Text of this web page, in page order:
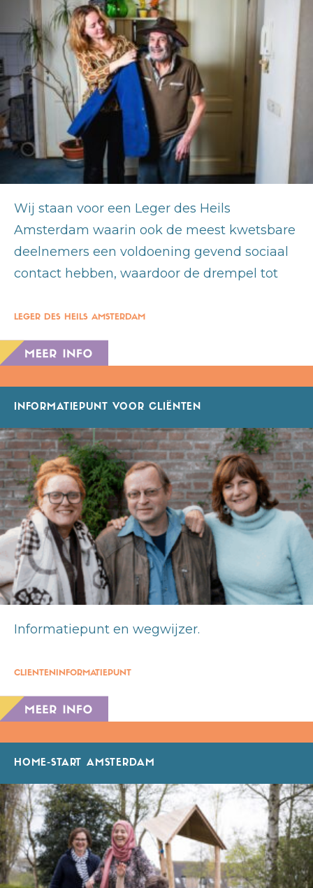
Wij staan voor een Leger des Heils
Amsterdam waarin ook de meest kwetsbare
deelnemers een voldoening gevend sociaal
contact hebben, waardoor de drempel tot
LEGER DES HEILS AMSTERDAM
INFORMATIEPUNT VOOR CLIËNTEN
Informatiepunt en wegwijzer.
CLIENTENINFORMATIEPUNT
HOME-START AMSTERDAM